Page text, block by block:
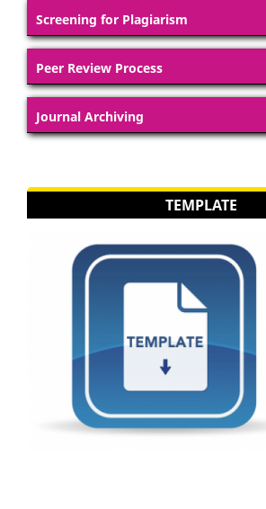
Screening for Plagiarism
Peer Review Process
Journal Archiving
TEMPLATE